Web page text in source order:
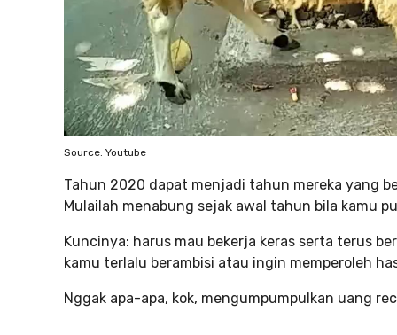
Source: Youtube
Tahun 2020 dapat menjadi tahun mereka yang
Mulailah menabung sejak awal tahun bila kamu
Kuncinya: harus mau bekerja keras serta terus
kamu terlalu berambisi atau ingin memperoleh
Nggak apa-apa, kok, mengumpumpulkan uang